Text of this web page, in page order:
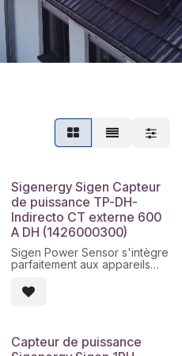
Sigenergy Sigen Capteur
de puissance TP-DH-
Indirecto CT externe 600
A DH (1426000300)
Sigen Power Sensor s'intègre
parfaitement aux appareils
configuration requise.
Ce capteur de puissance fait
SigenStor.
L'ESS de Sigenergy intègre
Capteur de puissance